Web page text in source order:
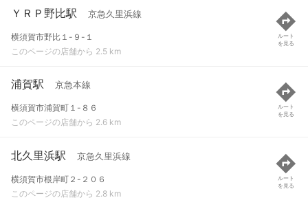
ＹＲＰ野比駅 京急久里浜線
横須賀市野比１-９-１
このページの店舗から 2.5 km
ルート
を見る
浦賀駅 京急本線
横須賀市浦賀町１-８６
このページの店舗から 2.6 km
ルート
を見る
北久里浜駅 京急久里浜線
横須賀市根岸町２-２０６
このページの店舗から 2.8 km
ルート
を見る